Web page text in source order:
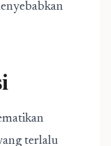
terlalu